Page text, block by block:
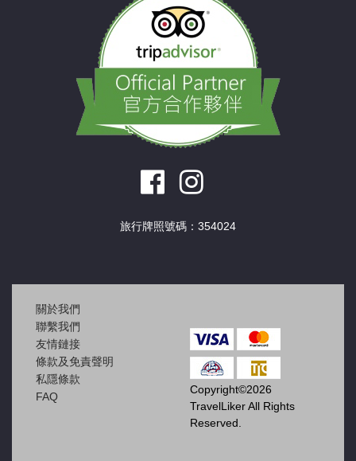
旅行牌照號碼：354024
關於我們
聯繫我們
友情鏈接
條款及免責聲明
私隱條款
FAQ
Copyright©2026
TravelLiker All Rights
Reserved.